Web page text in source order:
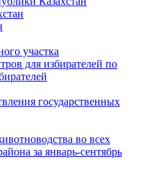
участка
для избирателей по
государственных
во всех
за январь-сентябрь